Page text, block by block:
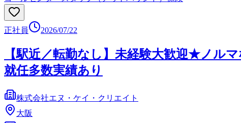
正社員 2026/07/22
【駅近／転勤なし】未経験大歓迎★ノル
就任多数実績あり
株式会社エヌ・ケイ・クリエイト
大阪